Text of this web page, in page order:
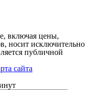
включая цены,
носит исключительно
публичной
сайта